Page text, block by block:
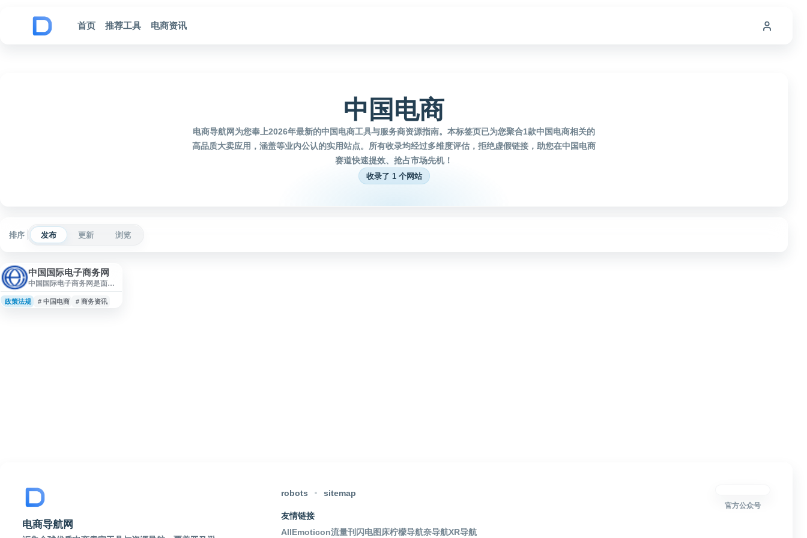
首页
推荐工具 电商资讯
中国电商
电商导航网为您奉上2026年最新的中国电商工具与服务商资源指南。本标签页已为您聚合1款中国电商相关的
高品质大卖应用，涵盖等业内公认的实用站点。所有收录均经过多维度评估，拒绝虚假链接，助您在中国电商
赛道快速提效、抢占市场先机！
收录了 1 个网站
排序 发布 更新 浏览
中国国际电子商务网
中国国际电子商务网是面向
站，聚焦行业资讯、政策动
态、市场信息与相关服务内
政策法规 # 中国电商 # 商务资讯
电商导航网
robots sitemap
友情链接
AllEmoticon流量刊 闪电图床柠檬导航奈导航XR导航
官方公众号